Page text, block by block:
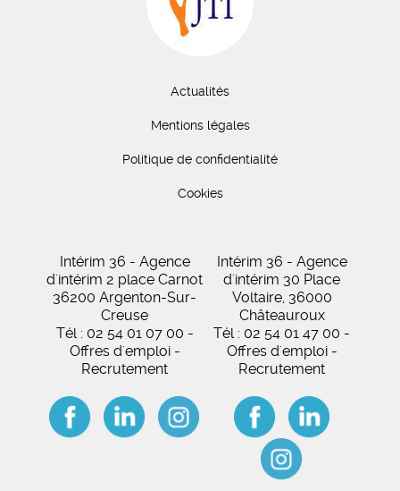
Actualités
Mentions légales
Politique de confidentialité
Cookies
Intérim 36 - Agence
d'intérim 2 place Carnot
36200 Argenton-Sur-
Creuse
Tél : 02 54 01 07 00 -
Offres d'emploi -
Recrutement
Intérim 36 - Agence
d'intérim 30 Place
Voltaire, 36000
Châteauroux
Tél : 02 54 01 47 00 -
Offres d'emploi -
Recrutement